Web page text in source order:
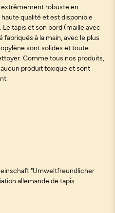
robuste en
qualité et est disponible
tapis et son bord (maille avec
à la main, avec le plus
sont solides et toute
Comme tous nos produits,
produit toxique et sont
"Umweltfreundlicher
allemande de tapis